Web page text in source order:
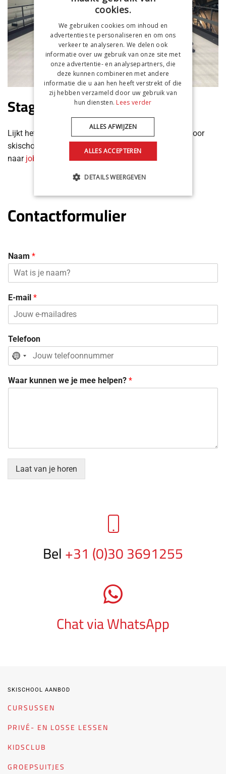
Stagiair(e)
Lijkt het jou leuk om stage te lopen bij de leukste indoor
skischool van Nederland?Stuur een berichtje
naar jobs@snowsportsbilthoven.nl
Contactformulier
Naam *
E-mail *
Telefoon
No
selected
Waar kunnen we je mee helpen? *
Laat van je horen
Bel+31 (0)30 3691255
Chat via WhatsApp
SKISCHOOL AANBOD
CURSUSSEN
PRIVÉ- EN LOSSE LESSEN
KIDSCLUB
GROEPSUITJES
cookies.
We gebruiken cookies om inhoud en
advertenties te personaliseren en om ons
verkeer te analyseren. We delen ook
informatie over uw gebruik van onze site met
onze advertentie- en analysepartners, die
deze kunnen combineren met andere
informatie die u aan hen heeft verstrekt of die
zij hebben verzameld door uw gebruik van
hun diensten. Lees verder
ALLES ACCEPTEREN
ALLES AFWIJZEN
DETAILS WEERGEVEN